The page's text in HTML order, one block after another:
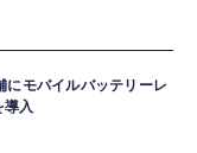
にモバイルバッテリーレ
導入